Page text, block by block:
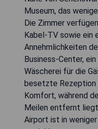
Museum, das
Die Zimmer
Kabel-TV sowie ein
Annehmlichkeiten
Business-Center,
Wäscherei für die
besetzte
Komfort, während
Meilen entfernt
Airport ist in